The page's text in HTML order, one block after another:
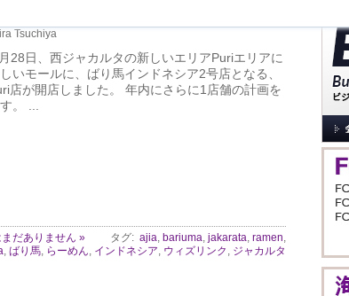
Tsuchiya
28日、西ジャカルタの新しいエリアPuriエリアに
いモールに、ばり馬インドネシア2号店となる、
店が開店しました。 年内にさらに1店舗の計画を
。 ...
だありません » タグ: ajia, bariuma, jakarata, ramen,
, ばり馬, らーめん, インドネシア, ウィズリンク , ジャカルタ